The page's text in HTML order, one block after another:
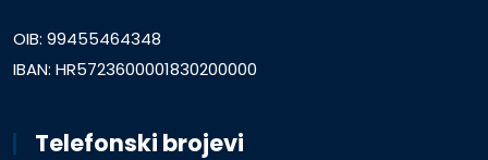
OIB: 99455464348
IBAN: HR5723600001830200000
Telefonski brojevi